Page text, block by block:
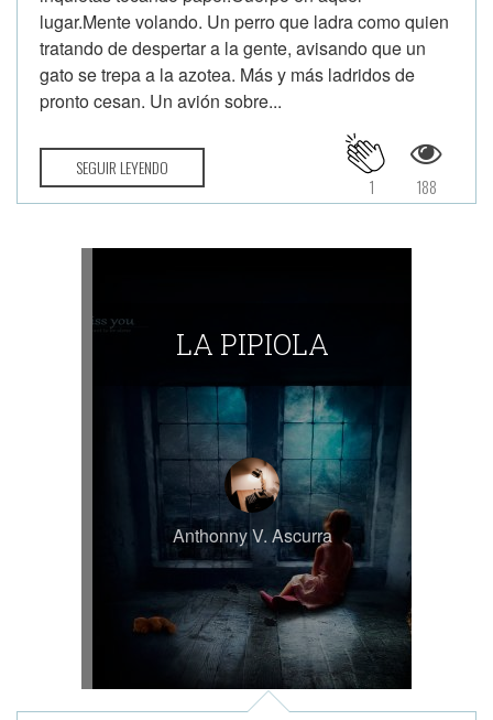
lugar.Mente volando. Un perro que ladra como quien
tratando de despertar a la gente, avisando que un
gato se trepa a la azotea. Más y más ladridos de
pronto cesan. Un avión sobre...
SEGUIR LEYENDO
188
1
LA PIPIOLA
Anthonny V. Ascurra